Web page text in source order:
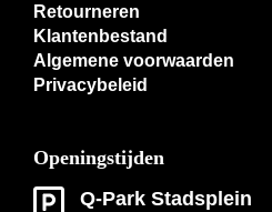
Retourneren
Klantenbestand
Algemene voorwaarden
Privacybeleid
Openingstijden
Q-Park Stadsplein